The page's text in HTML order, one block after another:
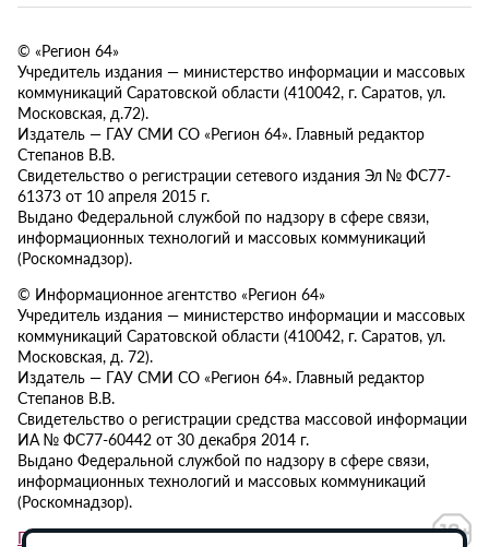
© «Регион 64»
Учредитель издания — министерство информации и массовых
коммуникаций Саратовской области (410042, г. Саратов, ул.
Московская, д.72).
Издатель — ГАУ СМИ СО «Регион 64». Главный редактор
Степанов В.В.
Свидетельство о регистрации сетевого издания Эл № ФС77-
61373 от 10 апреля 2015 г.
Выдано Федеральной службой по надзору в сфере связи,
информационных технологий и массовых коммуникаций
(Роскомнадзор).
© Информационное агентство «Регион 64»
Учредитель издания — министерство информации и массовых
коммуникаций Саратовской области (410042, г. Саратов, ул.
Московская, д. 72).
Издатель — ГАУ СМИ СО «Регион 64». Главный редактор
Степанов В.В.
Свидетельство о регистрации средства массовой информации
ИА № ФС77-60442 от 30 декабря 2014 г.
Выдано Федеральной службой по надзору в сфере связи,
информационных технологий и массовых коммуникаций
(Роскомнадзор).
Политика в отношении обработки персональных данных